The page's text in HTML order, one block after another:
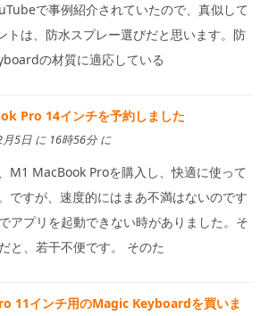
で事例紹介されていたので、真似して
トは、防水スプレー選びだと思います。防
の材質に適応している
Pro 14インチを予約しました
5日 に 16時56分 に
M1 MacBook Proを購入し、快適に使って
ですが、速度的にはまあ不満はないのです
アプリを起動できない時がありました。そ
と、若干不便です。 そのた
11インチ用のMagic Keyboardを買いま